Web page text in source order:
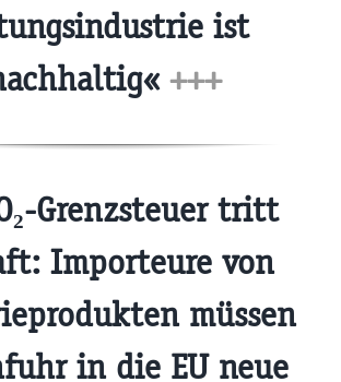
ist
+++
Grenzsteuer tritt
Importeure von
müssen
in die EU neue